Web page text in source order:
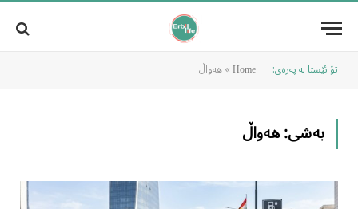
تۆ ئێستا لە پەرەی: Home
»هەواڵ
بەشی:هەواڵ